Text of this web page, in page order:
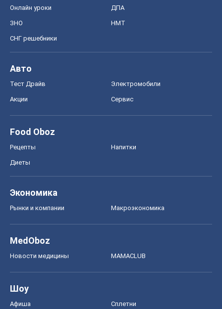
Онлайн уроки ДПА
ЗНО НМТ
СНГ решебники
Авто
Тест Драйв Электромобили
Акции Сервис
Food Oboz
Рецепты Напитки
Диеты
Экономика
Рынки и компании Mакроэкономика
MedOboz
Новости медицины MAMACLUB
Шоу
Афиша Сплетни